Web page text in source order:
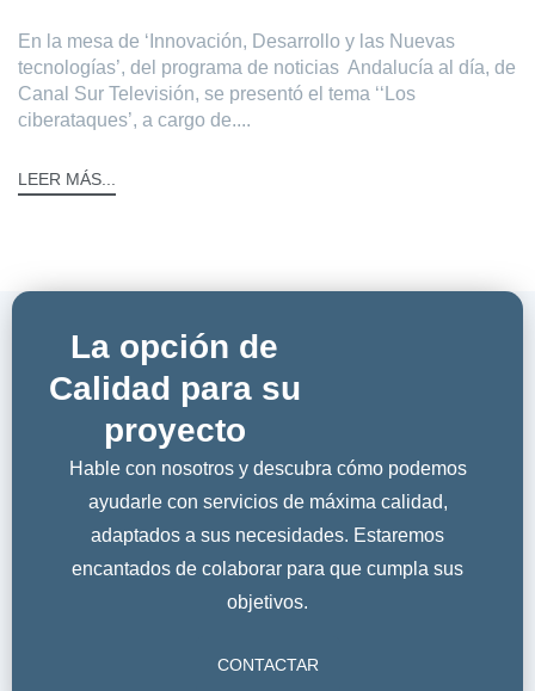
En la mesa de ‘Innovación, Desarrollo y las Nuevas
tecnologías’, del programa de noticias Andalucía al día, de
Canal Sur Televisión, se presentó el tema ‘‘Los
ciberataques’, a cargo de....
LEER MÁS...
La opción de
Calidad para su
proyecto
Hable con nosotros y descubra cómo podemos
ayudarle con servicios de máxima calidad,
adaptados a sus necesidades. Estaremos
encantados de colaborar para que cumpla sus
objetivos.
CONTACTAR